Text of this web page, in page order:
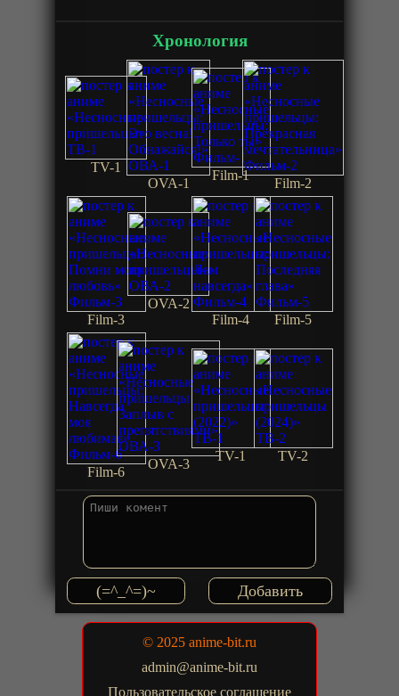
Хронология
TV-1
OVA-1
Film-1
Film-2
Film-3
OVA-2
Film-4
Film-5
Film-6
OVA-3
TV-1 TV-2
(=^_^=)~
© 2025 anime-bit.ru
admin@anime-bit.ru
Пользовательское соглашение